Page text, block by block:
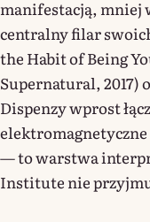
manifestacją, mniej
centralny filar
the Habit of Being
Supernatural, 2017)
Dispenzy wprost
— to warstwa
Institute nie